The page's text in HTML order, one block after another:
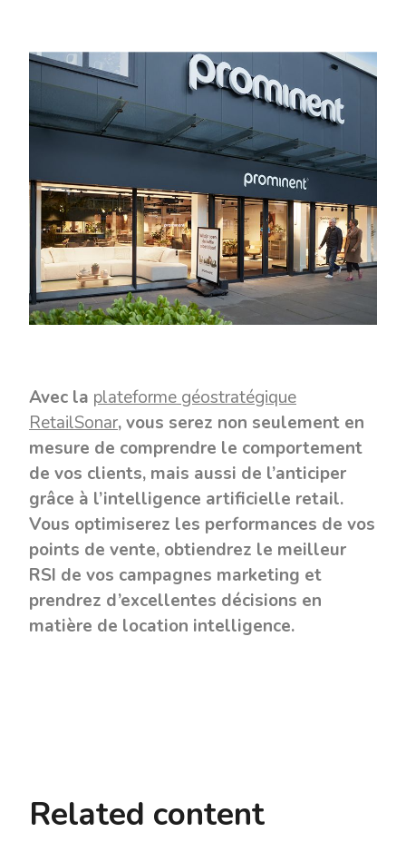
Avec la plateforme géostratégique
RetailSonar,vous serez non seulement en
mesure de comprendre le comportement
de vos clients, mais aussi de l’anticiper
grâce à l’intelligence artificielle retail.
Vous optimiserez les performances de vos
points de vente, obtiendrez le meilleur
RSI de vos campagnes marketing et
prendrez d’excellentes décisions en
matière de location intelligence.
Related content